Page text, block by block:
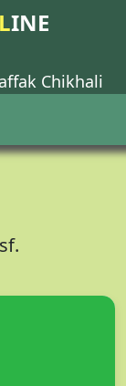
LINE
Chikhali